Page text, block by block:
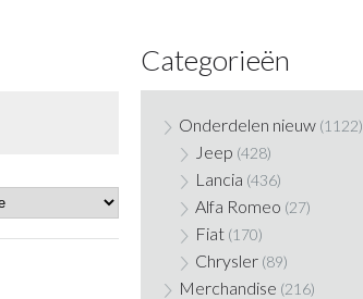
Categorieën
Onderdelen nieuw (1122)
Jeep (428)
Lancia (436)
Alfa Romeo (27)
Fiat (170)
Chrysler (89)
Merchandise (216)